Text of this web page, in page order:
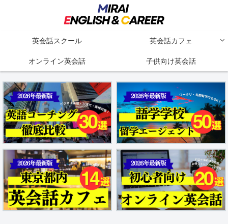
英会話スクール 英会話カフェ
オンライン英会話 子供向け英会話